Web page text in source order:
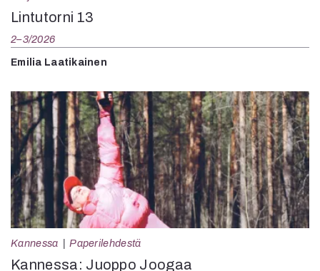
Lintutorni 13
2–3/2026
Emilia Laatikainen
Kannessa Paperilehdestä
Kannessa: Juoppo Joogaa